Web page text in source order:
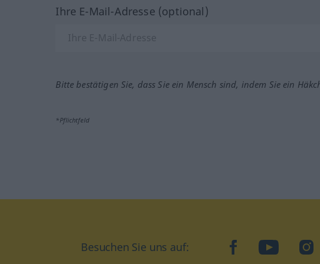
Ihre E-Mail-Adresse (optional)
Bitte bestätigen Sie, dass Sie ein Mensch sind, indem Sie ein
*Pflichtfeld
Besuchen Sie uns auf: facebookYouTube